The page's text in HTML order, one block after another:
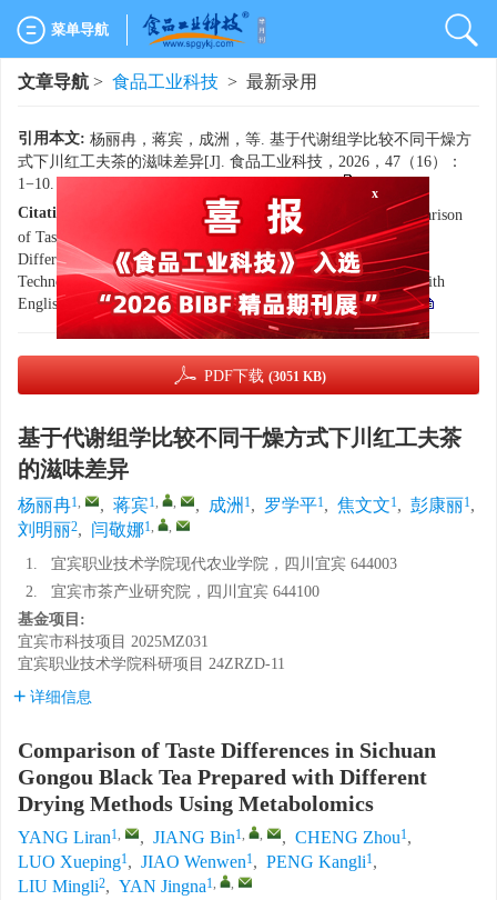
菜单导航
文章导航 > 食品工业科技 > 最新录用
引用本文: 杨丽冉，蒋宾，成洲，等. 基于代谢组学比较不同干燥方
式下川红工夫茶的滋味差异[J]. 食品工业科技，2026，47（16）：
1−10. doi:
Citation:
YANG Liran, JIANG Bin, CHENG Zhou, et al. Comparison
of Taste Differences in Sichuan Gongou Black Tea Prepared with
Different Drying Methods Using Metabolomics[J]. Science and
Technology of Food Industry, 2026, 47(16): 1−10. (in Chinese with
English abstract). doi:10.13386/j.issn1002-0306.2025120025.
PDF下载 (3051 KB)
基于代谢组学比较不同干燥方式下川红工夫茶
的滋味差异
杨丽冉1, , 蒋宾1, , , 成洲 1, 罗学平1, 焦文文1, 彭康丽1,
刘明丽2, 闫敬娜1, ,
1.
宜宾职业技术学院现代农业学院，四川宜宾 644003
2.
宜宾市茶产业研究院，四川宜宾 644100
基金项目:
宜宾市科技项目 2025MZ031
宜宾职业技术学院科研项目 24ZRZD-11
详细信息
Comparison of Taste Differences in Sichuan
Gongou Black Tea Prepared with Different
Drying Methods Using Metabolomics
YANG Liran1, , JIANG Bin1, , , CHENG Zhou1,
LUO Xueping1, JIAO Wenwen1, PENG Kangli1,
LIU Mingli2, YAN Jingna1, ,
x